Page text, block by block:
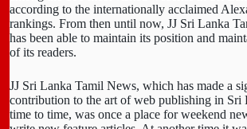
according to the internationally acclaimed
rankings. From then until now, JJ Sri Lanka
has been able to maintain its position and
of its readers.
JJ Sri Lanka Tamil News, which has made a
contribution to the art of web publishing in Sri
time to time, was once a place for weekend